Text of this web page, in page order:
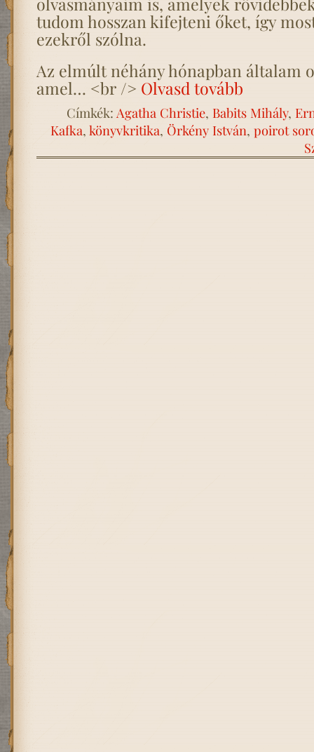
tudom hosszan kifejteni őket, így
ezekről szólna.
Az elmúlt néhány hónapban általam
amel… <br /> Olvasd tovább
Címkék: Agatha Christie, Babits Mihály,
Kafka, könyvkritika, Örkény István, poirot